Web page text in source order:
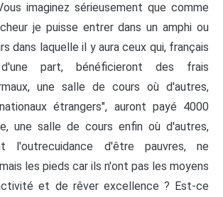
imaginez sérieusement que comme
je puisse entrer dans un amphi ou
dans laquelle il y aura ceux qui, français
part, bénéficieront des frais
une salle de cours où d'autres,
étrangers", auront payé 4000
une salle de cours enfin où d'autres,
l'outrecuidance d'être pauvres, ne
les pieds car ils n'ont pas les moyens
et de rêver excellence ? Est-ce